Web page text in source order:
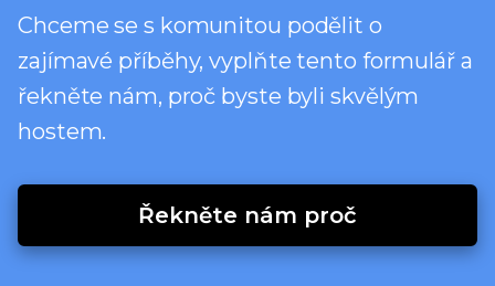
Chceme se s komunitou podělit o
zajímavé příběhy, vyplňte tento formulář a
řekněte nám, proč byste byli skvělým
hostem.
Řekněte nám proč